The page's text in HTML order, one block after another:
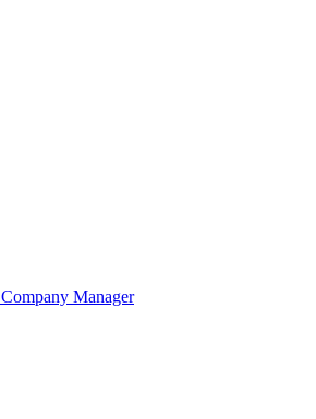
Company Manager